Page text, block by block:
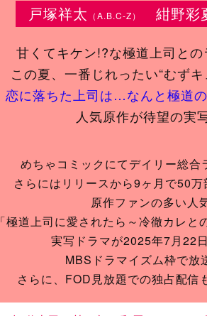
戸塚祥太 （A.B.C-Z） 紺野彩
甘くてキケン!?な極道上司と
この夏、一番じれったい“むず
恋に落ちた上司は…なんと極道
人気原作が待望の実
めちゃコミックにてデイリー総合
さらにはリリースから9ヶ月で50
原作ファンの多い人
「極道上司に愛されたら～冷徹カレと
実写ドラマが2025年7月22
MBSドラマイズム枠で放
さらに、FOD見放題での独占配信